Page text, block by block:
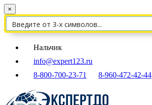
×
Нальчик
info@expert123.ru
8-800-700-23-71
8-960-472-42-44